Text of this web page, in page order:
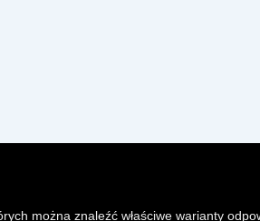
można znaleźć właściwe warianty